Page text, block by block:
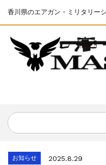
香川県のエアガン・ミリタリー
S&T SKS-45 調整...
お知らせ
2025.11.27
お知らせ
2025.8.29